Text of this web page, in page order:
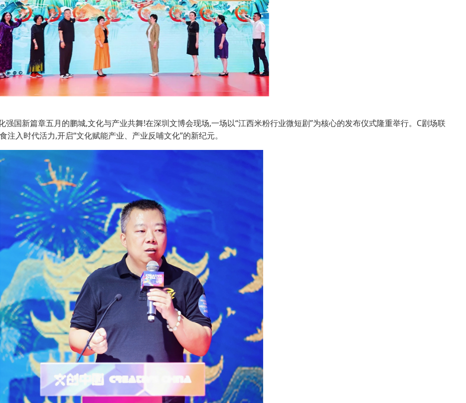
强国新篇章五月的鹏城,文化与产业共舞!在深圳文博会现场,一场以“江西米粉行业微短剧”为核心的发布仪式隆重举行。C剧场联
入时代活力,开启“文化赋能产业、产业反哺文化”的新纪元。